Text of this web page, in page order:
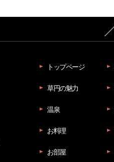
トップページ
草円の魅力
温泉
お料理
お部屋